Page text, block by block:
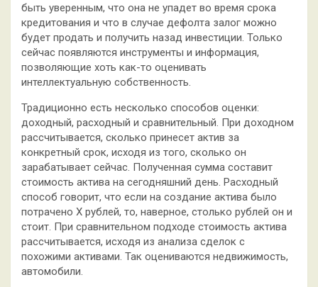
быть уверенным, что она не упадет во время срока
кредитования и что в случае дефолта залог можно
будет продать и получить назад инвестиции. Только
сейчас появляются инструменты и информация,
позволяющие хоть как-то оценивать
интеллектуальную собственность.
Традиционно есть несколько способов оценки:
доходный, расходный и сравнительный. При доходном
рассчитывается, сколько принесет актив за
конкретный срок, исходя из того, сколько он
зарабатывает сейчас. Полученная сумма составит
стоимость актива на сегодняшний день. Расходный
способ говорит, что если на создание актива было
потрачено X рублей, то, наверное, столько рублей он и
стоит. При сравнительном подходе стоимость актива
рассчитывается, исходя из анализа сделок с
похожими активами. Так оцениваются недвижимость,
автомобили.